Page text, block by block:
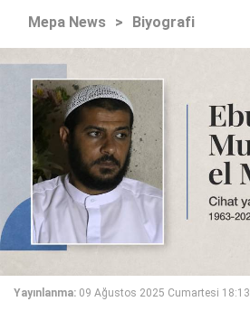
Mepa News > Biyografi
Yayınlanma: 09 Ağustos 2025 Cumartesi 18:13